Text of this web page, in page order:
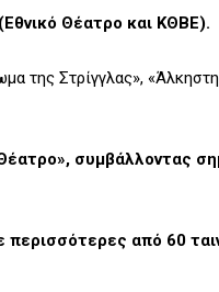
Θέατρο και ΚΘΒΕ).
της Στρίγγλας»,
συμβάλλοντας
από 60